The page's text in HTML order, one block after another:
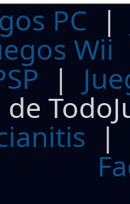
PC
Wii
|
de
|